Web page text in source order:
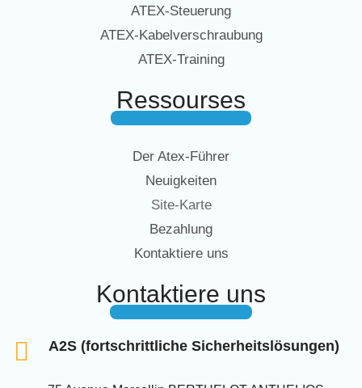
ATEX-Steuerung
ATEX-Kabelverschraubung
ATEX-Training
Ressourses
Der Atex-Führer
Neuigkeiten
Site-Karte
Bezahlung
Kontaktiere uns
Kontaktiere uns
A2S (fortschrittliche Sicherheitslösungen)